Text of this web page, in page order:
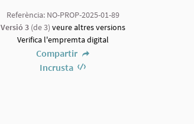
Referència: NO-PROP-2025-01-89
Versió 3(de 3) veure altres versions
Verifica l'empremta digital
Compartir
Incrusta